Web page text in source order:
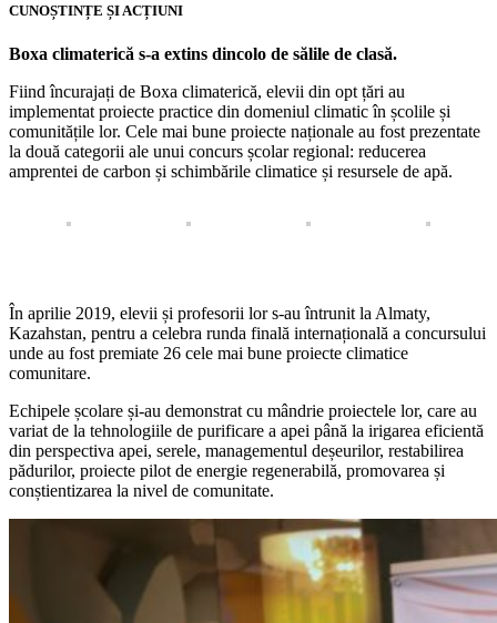
CUNOȘTINȚE ȘI ACȚIUNI
Boxa climaterică s-a extins dincolo de sălile de clasă.
Fiind încurajați de Boxa climaterică, elevii din opt țări au
implementat proiecte practice din domeniul climatic în școlile și
comunitățile lor. Cele mai bune proiecte naționale au fost prezentate
la două categorii ale unui concurs școlar regional: reducerea
amprentei de carbon și schimbările climatice și resursele de apă.
În aprilie 2019, elevii și profesorii lor s-au întrunit la Almaty,
Kazahstan, pentru a celebra runda finală internațională a concursului
unde au fost premiate 26 cele mai bune proiecte climatice
comunitare.
Echipele școlare și-au demonstrat cu mândrie proiectele lor, care au
variat de la tehnologiile de purificare a apei până la irigarea eficientă
din perspectiva apei, serele, managementul deșeurilor, restabilirea
pădurilor, proiecte pilot de energie regenerabilă, promovarea și
conștientizarea la nivel de comunitate.